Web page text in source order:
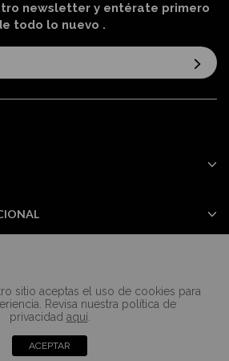
sitio aceptas el uso de cookies para
Revisa nuestra política de
privacidad aquí.
ACEPTAR
newsletter y entérate primero
todo lo nuevo .
derechos reservados Casa
Cuesta ©2024